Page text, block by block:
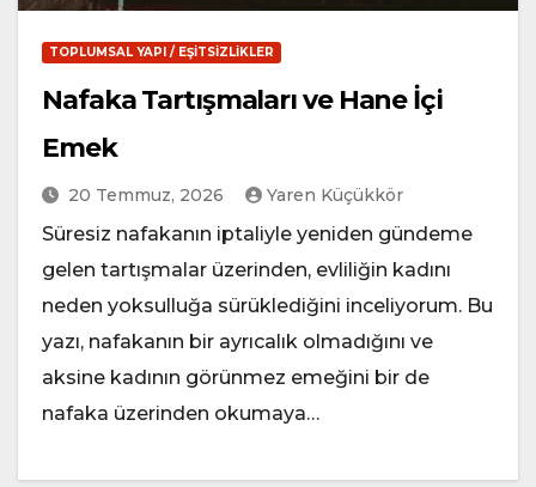
TOPLUMSAL YAPI / EŞITSIZLIKLER
Nafaka Tartışmaları ve Hane İçi
Emek
20 Temmuz, 2026 Yaren Küçükkör
Süresiz nafakanın iptaliyle yeniden gündeme
gelen tartışmalar üzerinden, evliliğin kadını
neden yoksulluğa sürüklediğini inceliyorum. Bu
yazı, nafakanın bir ayrıcalık olmadığını ve
aksine kadının görünmez emeğini bir de
nafaka üzerinden okumaya…